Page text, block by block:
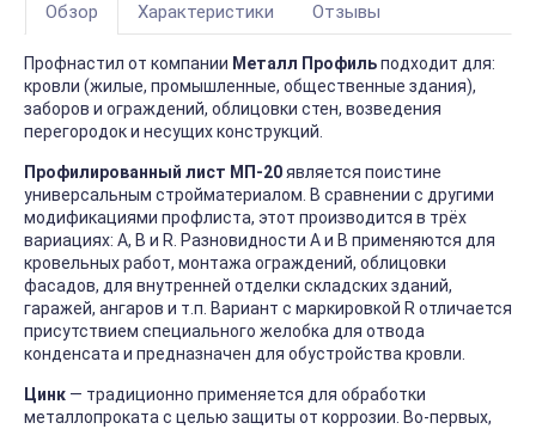
Обзор Характеристики Отзывы
Профнастил от компании Металл Профильподходит для:
кровли (жилые, промышленные, общественные здания),
заборов и ограждений, облицовки стен, возведения
перегородок и несущих конструкций.
Профилированный лист МП-20является поистине
универсальным стройматериалом. В сравнении с другими
модификациями профлиста, этот производится в трёх
вариациях: А, В и R. Разновидности А и В применяются для
кровельных работ, монтажа ограждений, облицовки
фасадов, для внутренней отделки складских зданий,
гаражей, ангаров и т.п. Вариант с маркировкой R отличается
присутствием специального желобка для отвода
конденсата и предназначен для обустройства кровли.
Цинк ― традиционно применяется для обработки
металлопроката с целью защиты от коррозии. Во-первых,